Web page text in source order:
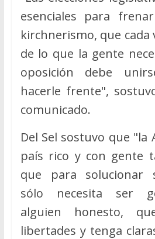
esenciales para
kirchnerismo, que cada
de lo que la gente
oposición debe
hacerle frente",
comunicado.
Del Sel sostuvo que "la
país rico y con gente
que para solucionar
sólo necesita ser
alguien honesto,
libertades y tenga